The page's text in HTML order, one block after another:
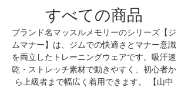
すべての商品
ブランド名マッスルメモリーのシリーズ【ジ
ムマナー】は、ジムでの快適さとマナー意識
を両立したトレーニングウェアです。吸汗速
乾・ストレッチ素材で動きやすく、初心者か
ら上級者まで幅広く着用できます。 【山中